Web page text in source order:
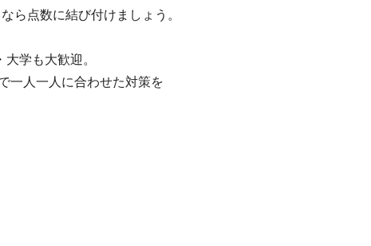
ら点数に結び付けましょう。
学も大歓迎。
一人一人に合わせた対策を